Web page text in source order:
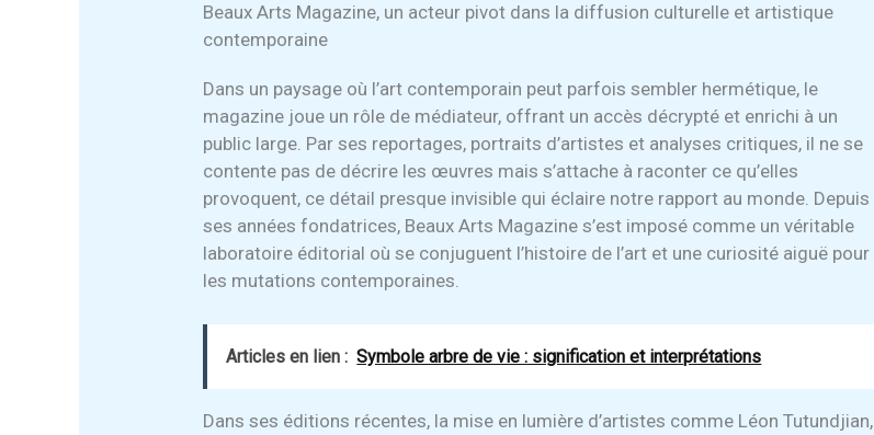
Beaux Arts Magazine, un acteur pivot dans la diffusion culturelle et artistique
contemporaine
Dans un paysage où l’art contemporain peut parfois sembler hermétique, le
magazine joue un rôle de médiateur, offrant un accès décrypté et enrichi à un
public large. Par ses reportages, portraits d’artistes et analyses critiques, il ne se
contente pas de décrire les œuvres mais s’attache à raconter ce qu’elles
provoquent, ce détail presque invisible qui éclaire notre rapport au monde. Depuis
ses années fondatrices, Beaux Arts Magazine s’est imposé comme un véritable
laboratoire éditorial où se conjuguent l’histoire de l’art et une curiosité aiguë pour
les mutations contemporaines.
Articles en lien : Symbole arbre de vie : signification et interprétations
Dans ses éditions récentes, la mise en lumière d’artistes comme Léon Tutundjian,